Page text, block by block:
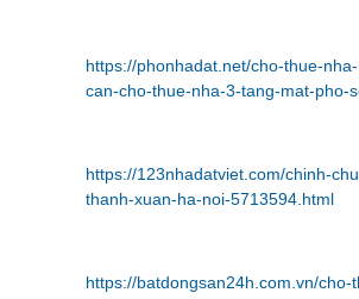
https://phonhadat.net/cho-thue-
can-cho-thue-nha-3-tang-mat-pho-
https://123nhadatviet.com/chinh-
thanh-xuan-ha-noi-5713594.html
https://batdongsan24h.com.vn/